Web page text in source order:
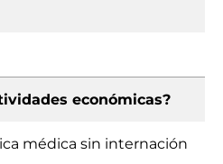
económicas?
médica sin internación